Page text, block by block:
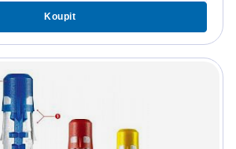
Koupit